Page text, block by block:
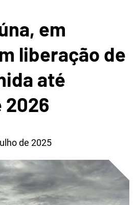
em
liberação de
até
2026
de 2025